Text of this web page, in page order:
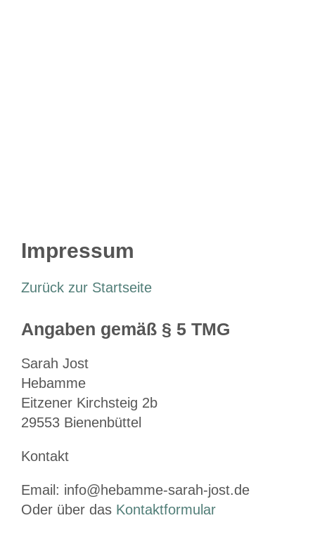
Impressum
Zurück zur Startseite
Angaben gemäß § 5 TMG
Sarah Jost
Hebamme
Eitzener Kirchsteig 2b
29553 Bienenbüttel
Kontakt
Email: info@hebamme-sarah-jost.de
Oder über das Kontaktformular